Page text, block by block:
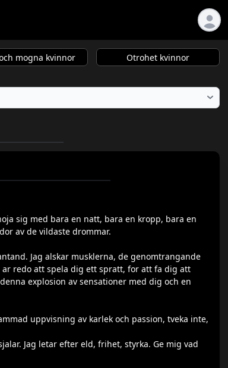
mogna kvinnor Otrohet kvinnor
sig med bara en natt, bara en kropp, bara en
av de vildaste drommar.
Jag alskar musklerna, de genomtrangande
redo att spela dig ett spratt, for att fa dig att
explosion av sensationer med dig och en
uppvisning av karlek och passion, tveka inte,
Jag letar efter eld, frihet, styrka. Ge mig vad